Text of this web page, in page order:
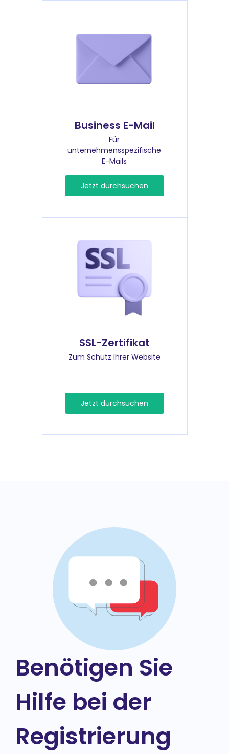
Business E-Mail
Für
unternehmensspezifische
E-Mails
Jetzt durchsuchen
SSL-Zertifikat
Zum Schutz Ihrer Website
Jetzt durchsuchen
Benötigen Sie
Hilfe bei der
Registrierung